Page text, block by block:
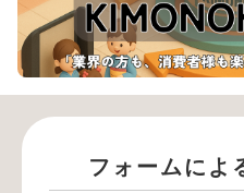
フォームによ